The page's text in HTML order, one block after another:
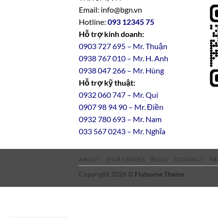
Email: info@bgn.vn
Hotline: 093 12345 75
Hỗ trợ kinh doanh:
0903 727 695 – Mr. Thuận
0938 767 010 – Mr. H. Anh
0938 047 266 – Mr. Hùng
Hỗ trợ kỹ thuật:
0932 060 747 – Mr. Quí
0907 98 94 90 – Mr. Điền
0932780693 – Mr. Nam
033 567 0243 – Mr. Nghĩa
ABOUT OUR STORES BLOG CONTACT
Copyright 2026 © Flatsome Theme